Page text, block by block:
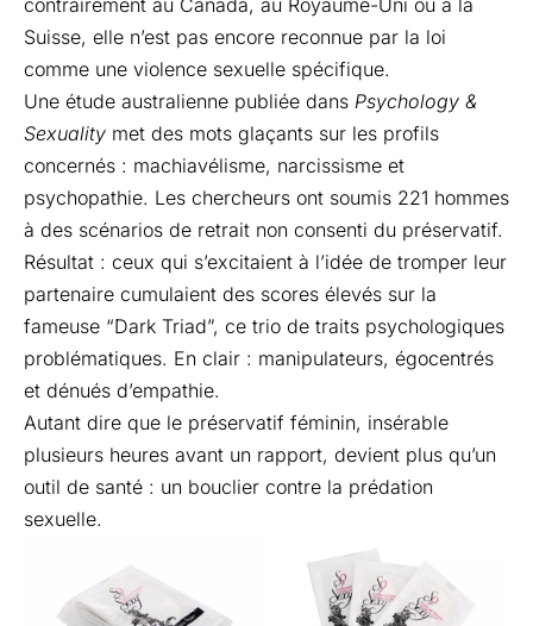
contrairement au Canada, au Royaume-Uni ou à la
Suisse, elle n’est pas encore reconnue par la loi
comme une violence sexuelle spécifique.
Une étude australienne publiée dans Psychology &
Sexuality met des mots glaçants sur les profils
concernés : machiavélisme, narcissisme et
psychopathie. Les chercheurs ont soumis 221 hommes
à des scénarios de retrait non consenti du préservatif.
Résultat : ceux qui s’excitaient à l’idée de tromper leur
partenaire cumulaient des scores élevés sur la
fameuse “Dark Triad”, ce trio de traits psychologiques
problématiques. En clair : manipulateurs, égocentrés
et dénués d’empathie.
Autant dire que le préservatif féminin, insérable
plusieurs heures avant un rapport, devient plus qu’un
outil de santé : un bouclier contre la prédation
sexuelle.